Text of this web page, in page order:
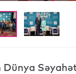
Dünya